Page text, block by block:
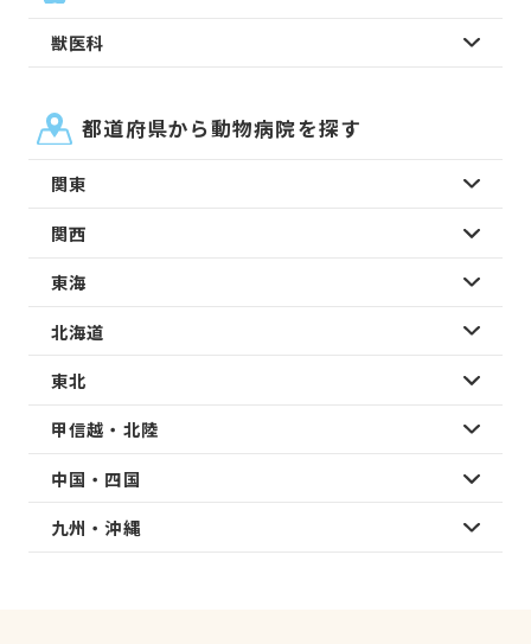
獣医科
都道府県から動物病院を探す
関東
関西
東海
北海道
東北
甲信越・北陸
中国・四国
九州・沖縄